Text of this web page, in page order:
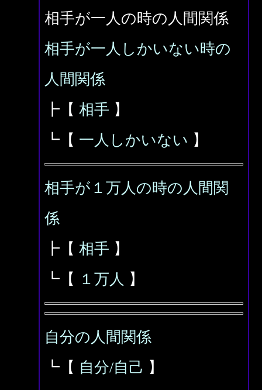
相手が一人の時の人間関係
相手が一人しかいない時の
人間関係
┣【 相手 】
┗【 一人しかいない 】
相手が１万人の時の人間関
係
┣【 相手 】
┗【
１万人 】
自分の人間関係
┗【 自分/自己 】